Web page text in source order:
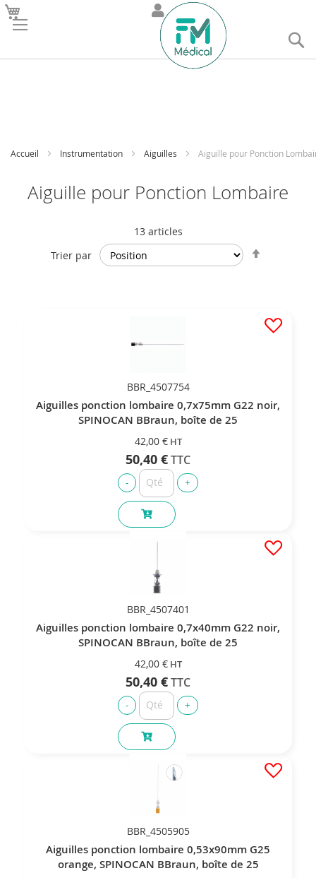
Accueil Instrumentation Aiguilles Aiguille pour Ponction
Aiguille pour Ponction Lombaire
13articles
Trier par
BBR_4507754
Aiguilles ponction lombaire 0,7x75mm G22 noir,
SPINOCAN BBraun, boîte de 25
42,00 €
50,40 €
BBR_4507401
Aiguilles ponction lombaire 0,7x40mm G22 noir,
SPINOCAN BBraun, boîte de 25
42,00 €
50,40 €
BBR_4505905
Aiguilles ponction lombaire 0,53x90mm G25
orange, SPINOCAN BBraun, boîte de 25